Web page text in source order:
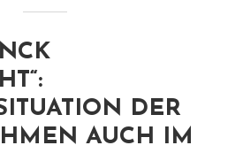
DER
AUCH IM